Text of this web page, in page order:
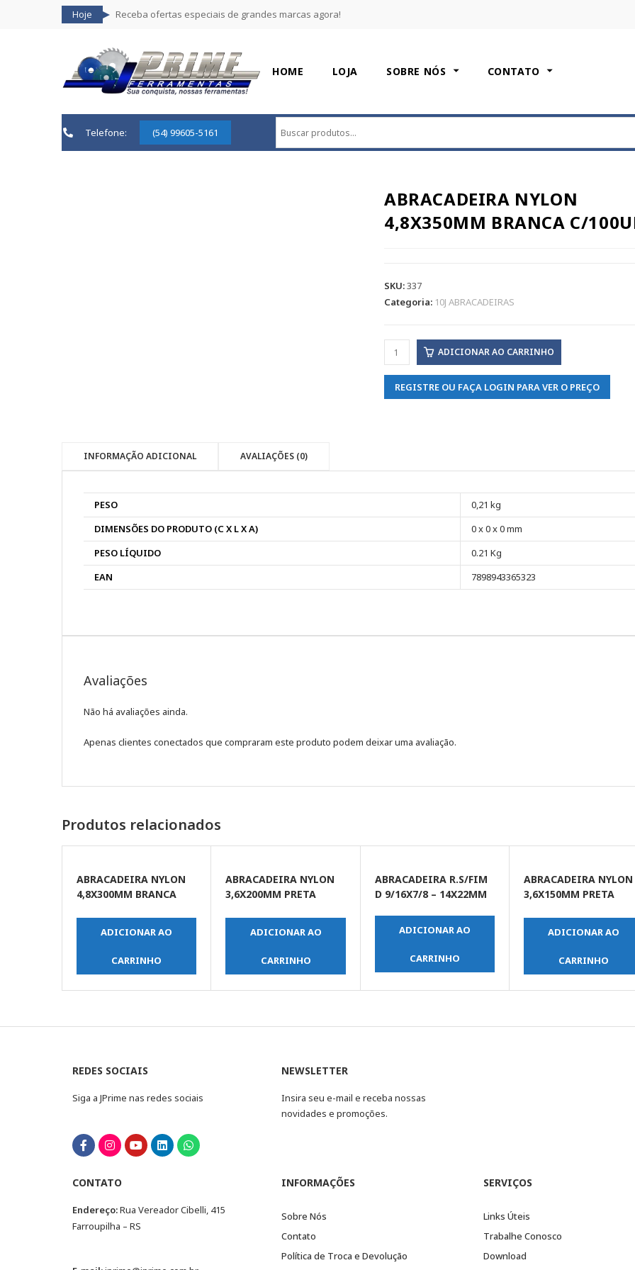
Hoje Receba ofertas especiais de grandes marcas agora!
HOME LOJA SOBRE NÓS CONTATO
Telefone: (54) 99605-5161
ABRACADEIRA NYLON
4,8X350MM BRANCA C/
SKU:337
Categoria: 10J ABRACADEIRAS
ADICIONAR AO CARRINHO
REGISTRE OU FAÇA LOGIN PARA VER O PREÇO
INFORMAÇÃO ADICIONAL AVALIAÇÕES (0)
PESO
0,21 kg
DIMENSÕES DO PRODUTO (C X L X A)
0 x 0 x 0 mm
PESO LÍQUIDO
0.21 Kg
EAN
7898943365323
Avaliações
Não há avaliações ainda.
Apenas clientes conectados que compraram este produto podem deixar uma avaliação.
Produtos relacionados
ABRACADEIRA NYLON
4,8X300MM BRANCA
ADICIONAR AO
CARRINHO
ABRACADEIRA NYLON
3,6X200MM PRETA
ADICIONAR AO
CARRINHO
ABRACADEIRA R.S/FIM
D 9/16X7/8 – 14X22MM
ADICIONAR AO
CARRINHO
ABRACADEIRA NYLON
3,6X150MM PRETA
ADICIONAR AO
CARRINHO
REDES SOCIAIS
Siga a JPrime nas redes sociais
NEWSLETTER
Insira seu e-mail e receba nossas
novidades e promoções.
CONTATO
Endereço:Rua Vereador Cibelli, 415
Farroupilha – RS
INFORMAÇÕES
Sobre Nós
Contato
Política de Troca e Devolução
SERVIÇOS
Links Úteis
Trabalhe Conosco
Download